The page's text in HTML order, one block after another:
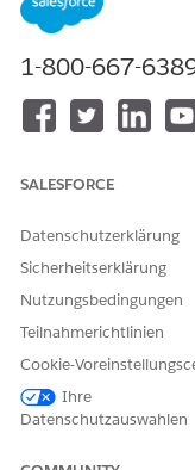
Geben Sie uns
1-800-667-
SALESFORCE
Datenschutzerklärung
Sicherheitserklärung
Nutzungsbedingungen
Teilnahmerichtlinien
Cookie-
Ihre
Datenschutzauswahlen